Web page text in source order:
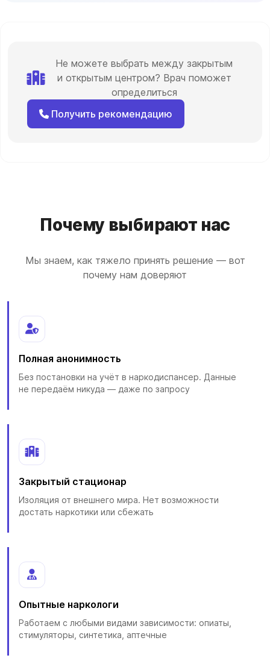
Не можете выбрать между закрытым
и открытым центром? Врач поможет
определиться
Получить рекомендацию
Почему выбирают нас
Мы знаем, как тяжело принять решение — вот
почему нам доверяют
Полная анонимность
Без постановки на учёт в наркодиспансер. Данные
не передаём никуда — даже по запросу
Закрытый стационар
Изоляция от внешнего мира. Нет возможности
достать наркотики или сбежать
Опытные наркологи
Работаем с любыми видами зависимости: опиаты,
стимуляторы, синтетика, аптечные